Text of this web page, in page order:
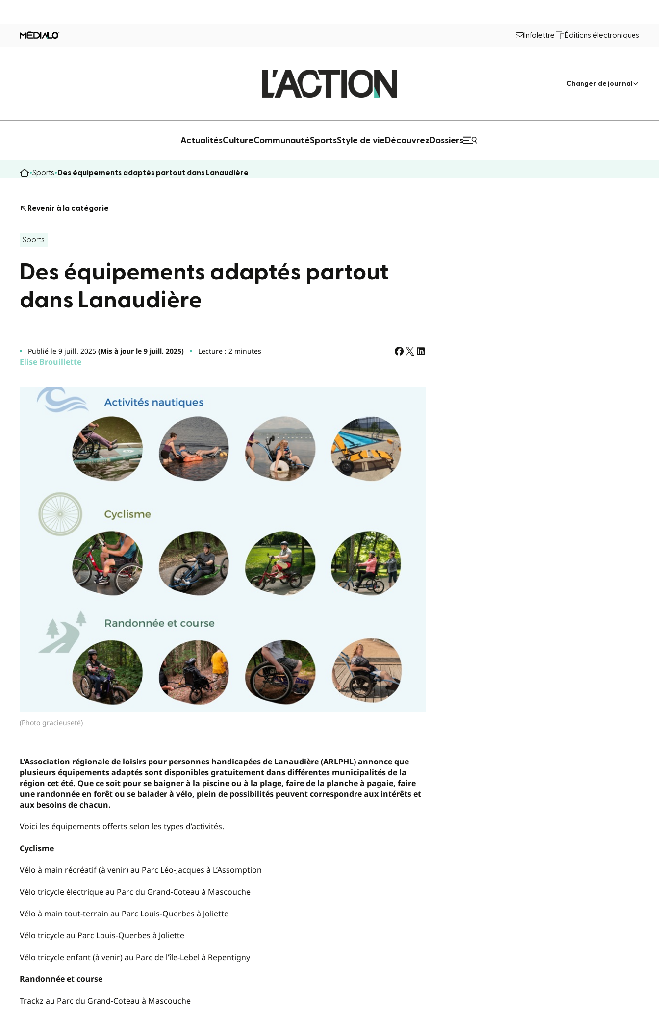
Infolettre Éditions électroniques
Changer de journal
ActualitésCultureCommunautéSportsStyle de vie Découvrez Dossiers
Sports Des équipements adaptés partout dans Lanaudière
Revenir à la catégorie
Sports
Des équipements adaptés partout
dans Lanaudière
Publié le 9 juill. 2025(Mis à jour le 9 juill. 2025) Lecture : 2 minutes
Elise Brouillette
(Photo gracieuseté)
L’Association régionale de loisirs pour personnes handicapées de Lanaudière (ARLPHL) annonce que
plusieurs équipements adaptés sont disponibles gratuitement dans différentes municipalités de la
région cet été. Que ce soit pour se baigner à la piscine ou à la plage, faire de la planche à pagaie, faire
une randonnée en forêt ou se balader à vélo, plein de possibilités peuvent correspondre aux intérêts et
aux besoins de chacun.
Voici les équipements offerts selon les types d’activités.
Cyclisme
Vélo à main récréatif (à venir) au Parc Léo-Jacques à L’Assomption
Vélo tricycle électrique au Parc du Grand-Coteau à Mascouche
Vélo à main tout-terrain au Parc Louis-Querbes à Joliette
Vélo tricycle au Parc Louis-Querbes à Joliette
Vélo tricycle enfant (à venir) au Parc de l’île-Lebel à Repentigny
Randonnée et course
Trackz au Parc du Grand-Coteau à Mascouche